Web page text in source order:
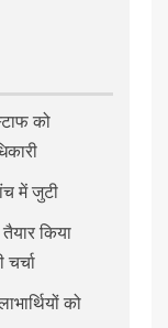
को
में जुटी
किया
को